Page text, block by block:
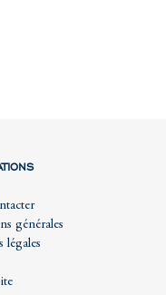
générales
légales